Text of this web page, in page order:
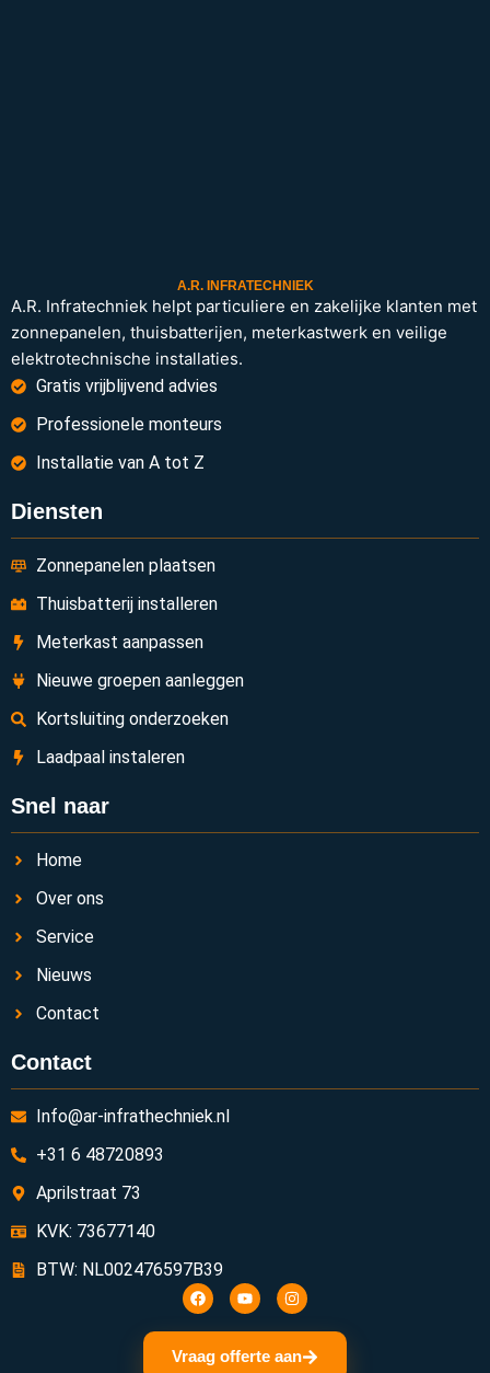
A.R. INFRATECHNIEK
A.R. Infratechniek helpt particuliere en zakelijke klanten met
zonnepanelen, thuisbatterijen, meterkastwerk en veilige
elektrotechnische installaties.
Gratis vrijblijvend advies
Professionele monteurs
Installatie van A tot Z
Diensten
Zonnepanelen plaatsen
Thuisbatterij installeren
Meterkast aanpassen
Nieuwe groepen aanleggen
Kortsluiting onderzoeken
Laadpaal instaleren
Snel naar
Home
Over ons
Service
Nieuws
Contact
Contact
Info@ar-infrathechniek.nl
+31 6 48720893
Aprilstraat 73
KVK: 73677140
BTW: NL002476597B39
Vraag offerte aan